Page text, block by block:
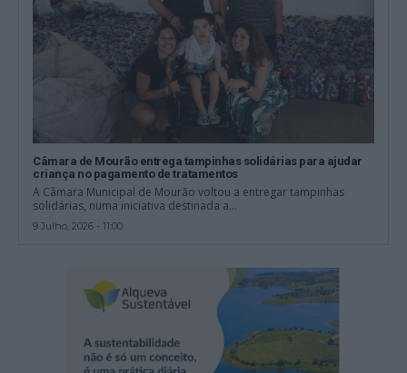
Câmara de Mourão entrega tampinhas solidárias para ajudar
criança no pagamento de tratamentos
A Câmara Municipal de Mourão voltou a entregar tampinhas
solidárias, numa iniciativa destinada a...
9 Julho, 2026 - 11:00